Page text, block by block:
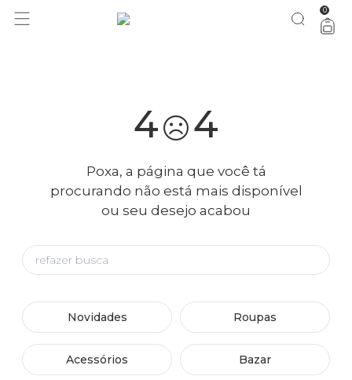
você merece 30% OFF pra comemorar com a gente aproveita! 0
4 4
Poxa, a página que você tá
procurando não está mais disponível
ou seu desejo acabou
Novidades Roupas
Acessórios Bazar